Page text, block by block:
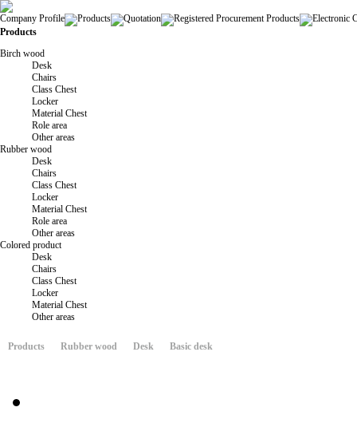
Company Profile Products Quotation Registered Procurement Products
Electronic
Products
Birch wood
Desk
Chairs
Class Chest
Locker
Material Chest
Role area
Other areas
Rubber wood
Desk
Chairs
Class Chest
Locker
Material Chest
Role area
Other areas
Colored product
Desk
Chairs
Class Chest
Locker
Material Chest
Other areas
Products Rubber wood Desk Basic desk